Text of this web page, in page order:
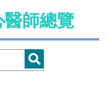
師總覽